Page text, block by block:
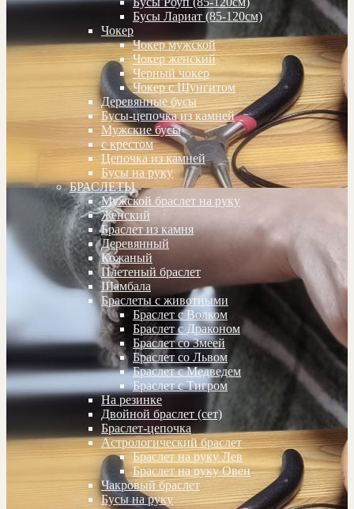
Бусы Лариат (85-120см)
Чокер
Чокер мужской
Чокер женский
Черный чокер
Чокер с Шунгитом
Деревянные бусы
Бусы-цепочка из камней
Мужские бусы
с крестом
Цепочка из камней
Бусы на руку
БРАСЛЕТЫ
Мужской браслет на руку
Женский
Браслет из камня
Деревянный
Кожаный
Плетеный браслет
Шамбала
Браслеты с животными
Браслет с Волком
Браслет с Драконом
Браслет со Змеей
Браслет со Львом
Браслет с Медведем
Браслет с Тигром
На резинке
Двойной браслет (сет)
Браслет-цепочка
Астрологический браслет
Браслет на руку Лев
Браслет на руку Овен
Чакровый браслет
Бусы на руку